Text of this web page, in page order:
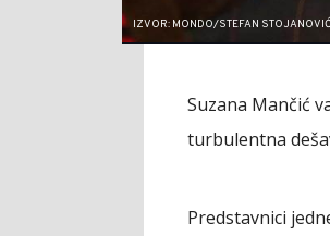
IZVOR: MONDO/STEFAN STOJANOVIĆ
Suzana Mančić
turbulentna
Predstavnici